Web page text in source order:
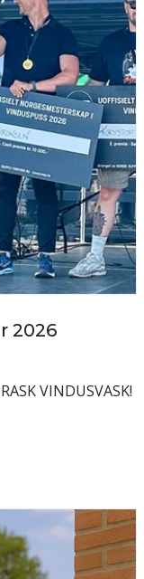
2026
VINDUSVASK!